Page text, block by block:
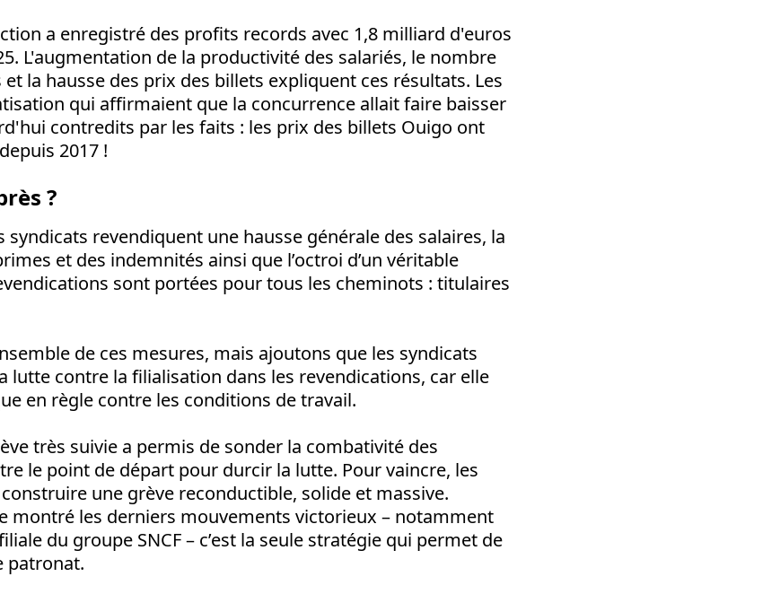
a enregistré des profits records avec 1,8 milliard d'euros
L'augmentation de la productivité des salariés, le nombre
la hausse des prix des billets expliquent ces résultats. Les
qui affirmaient que la concurrence allait faire baisser
contredits par les faits : les prix des billets Ouigo ont
2017 !
?
syndicats revendiquent une hausse générale des salaires, la
et des indemnités ainsi que l’octroi d’un véritable
sont portées pour tous les cheminots : titulaires
de ces mesures, mais ajoutons que les syndicats
lutte contre la filialisation dans les revendications, car elle
en règle contre les conditions de travail.
très suivie a permis de sonder la combativité des
le point de départ pour durcir la lutte. Pour vaincre, les
une grève reconductible, solide et massive.
montré les derniers mouvements victorieux – notamment
du groupe SNCF – c’est la seule stratégie qui permet de
patronat.